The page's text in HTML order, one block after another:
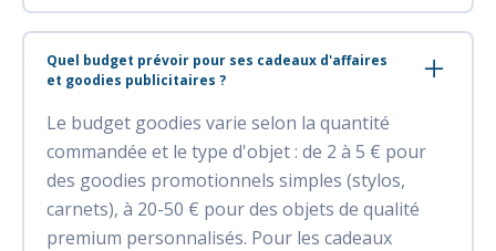
Quel budget prévoir pour ses cadeaux d'affaires
et goodies publicitaires ?
Le budget goodies varie selon la quantité
commandée et le type d'objet : de 2 à 5 € pour
des goodies promotionnels simples (stylos,
carnets), à 20-50 € pour des objets de qualité
premium personnalisés. Pour les cadeaux